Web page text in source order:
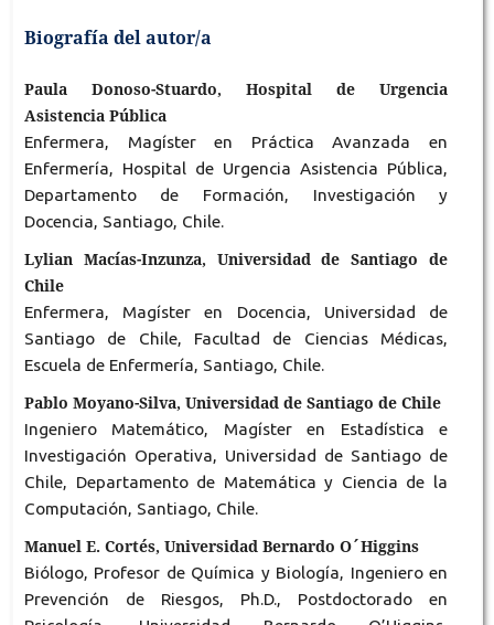
Biografía del autor/a
Paula Donoso-Stuardo, Hospital de Urgencia
Asistencia Pública
Enfermera, Magíster en Práctica Avanzada en
Enfermería, Hospital de Urgencia Asistencia Pública,
Departamento de Formación, Investigación y
Docencia, Santiago, Chile.
Lylian Macías-Inzunza, Universidad de Santiago de
Chile
Enfermera, Magíster en Docencia, Universidad de
Santiago de Chile, Facultad de Ciencias Médicas,
Escuela de Enfermería, Santiago, Chile.
Pablo Moyano-Silva, Universidad de Santiago de Chile
Ingeniero Matemático, Magíster en Estadística e
Investigación Operativa, Universidad de Santiago de
Chile, Departamento de Matemática y Ciencia de la
Computación, Santiago, Chile.
Manuel E. Cortés, Universidad Bernardo O´Higgins
Biólogo, Profesor de Química y Biología, Ingeniero en
Prevención de Riesgos, Ph.D., Postdoctorado en